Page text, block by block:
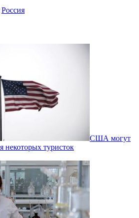
Россия
США могут
некоторых туристок